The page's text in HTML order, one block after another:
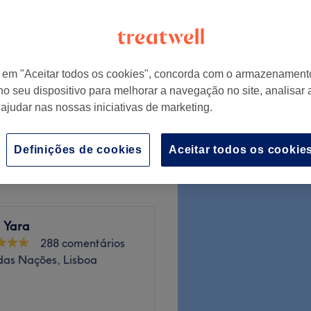
desde € 6
€ 20
Yara
288 comentários
Nações, Lisboa
"Aceitar todos os cookies", concorda com o
seu dispositivo para melhorar a navegação no site, analisar
nas nossas iniciativas de marketing.
Aceitar todos os
Definições de cookies